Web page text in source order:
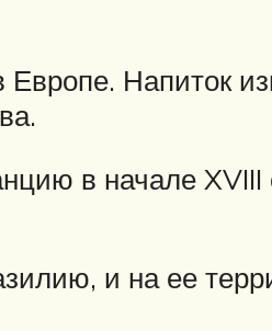
Напиток
в начале
и на ее